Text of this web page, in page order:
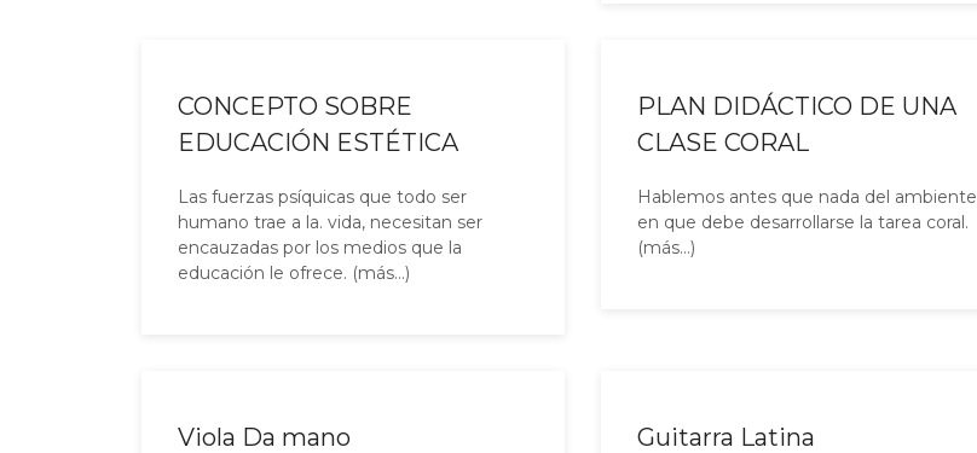
CONCEPTO SOBRE
EDUCACIÓN ESTÉTICA
Las fuerzas psíquicas que todo ser
humano trae a la. vida, necesitan ser
encauzadas por los medios que la
educación le ofrece. (más…)
PLAN DIDÁCTICO DE UNA
CLASE CORAL
Hablemos antes que nada del ambiente
en que debe desarrollarse la tarea coral.
(más…)
Viola Da mano Guitarra Latina